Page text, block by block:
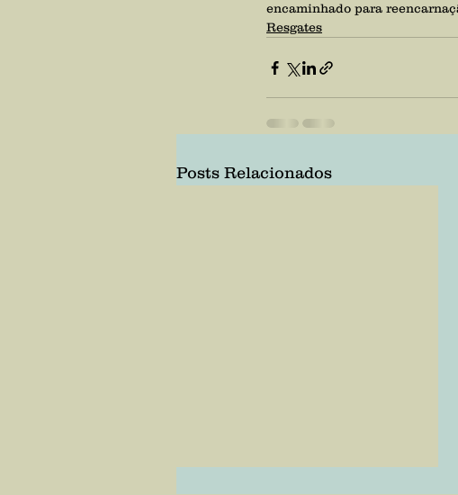
encaminhado para
Resgates
Posts Relacionados